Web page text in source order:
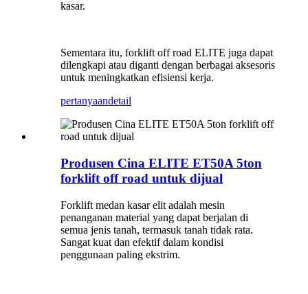
kasar.
Sementara itu, forklift off road ELITE juga dapat
dilengkapi atau diganti dengan berbagai aksesoris
untuk meningkatkan efisiensi kerja.
pertanyaandetail
Produsen Cina ELITE ET50A 5ton
forklift off road untuk dijual
Forklift medan kasar elit adalah mesin
penanganan material yang dapat berjalan di
semua jenis tanah, termasuk tanah tidak rata.
Sangat kuat dan efektif dalam kondisi
penggunaan paling ekstrim.